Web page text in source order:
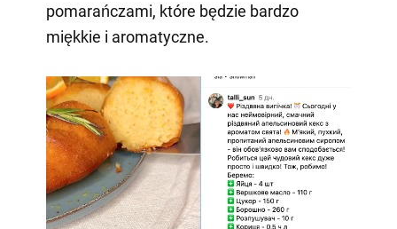
pomarańczami, które będzie bardzo
miękkie i aromatyczne.